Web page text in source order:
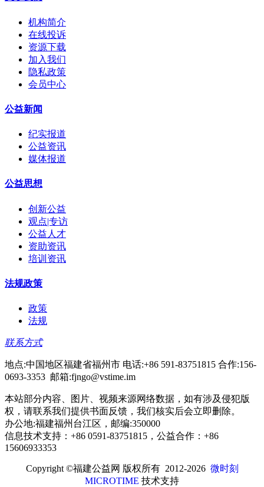
机构简介
在线投诉
资源下载
加入我们
隐私政策
会员中心
公益新闻
纪实报道
公益资讯
媒体报道
公益思想
创新公益
观点|专访
公益人才
资助资讯
培训资讯
法规政策
政策
法规
联系方式
地点:中国地区福建省福州市 电话:+86 591-83751815 合作:156-
0693-3353 邮箱:fjngo@vstime.im
本站部分内容、图片、视频来源网络数据，如有涉及侵犯版
权，请联系我们提供书面反馈，我们核实后会立即删除。
办公地:福建福州台江区，邮编:350000
信息技术支持：+86 0591-83751815，公益合作：+86
15606933353
Copyright ©福建公益网 版权所有 2012-2026 微时刻
MICROTIME 技术支持